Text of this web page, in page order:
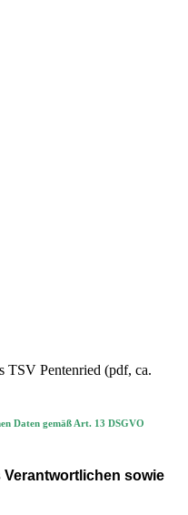
TSV Pentenried (pdf, ca.
Daten gemäß Art. 13 DSGVO
sowie